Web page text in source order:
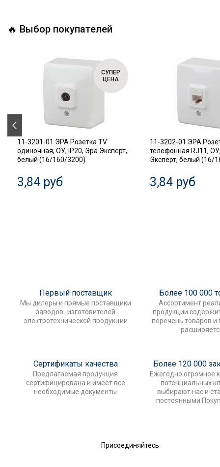
🔥 Выбор покупателей
СУПЕР
ЦЕНА
11-3201-01 ЭРА Розетка TV
одиночная, ОУ, IP20, Эра Эксперт,
белый (16/160/3200)
3,84 руб
11-3202-01 ЭРА
телефонная RJ11,
Эксперт, белый (16/
3,84 руб
Первый поставщик
Мы дилеры и прямые поставщики
заводов- изготовителей
электротехнической продукции
Более 100 000
Ассортимент
продукции
перечень товаров и
Сертификаты качества
Предлагаемая продукция
сертифицирована и имеет все
необходимые документы
Более 120 000
Ежегодно огромное
потенциальных
выбирают нас и
постоянными
Присоединяйтесь